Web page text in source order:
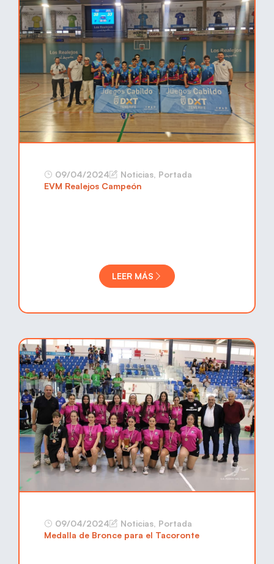
09/04/2024 Noticias, Portada
EVM Realejos Campeón
LEER MÁS
09/04/2024 Noticias, Portada
Medalla de Bronce para el Tacoronte